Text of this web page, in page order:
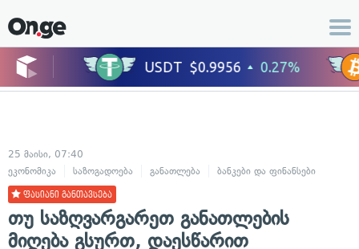
25 მაისი, 07:40
ეკონომიკა
საზოგადოება განათლება ბანკები და ფინანსები
ფასიანი განთავსება
თუ საზღვარგარეთ განათლების
მიღება გსურთ, დაესწარით